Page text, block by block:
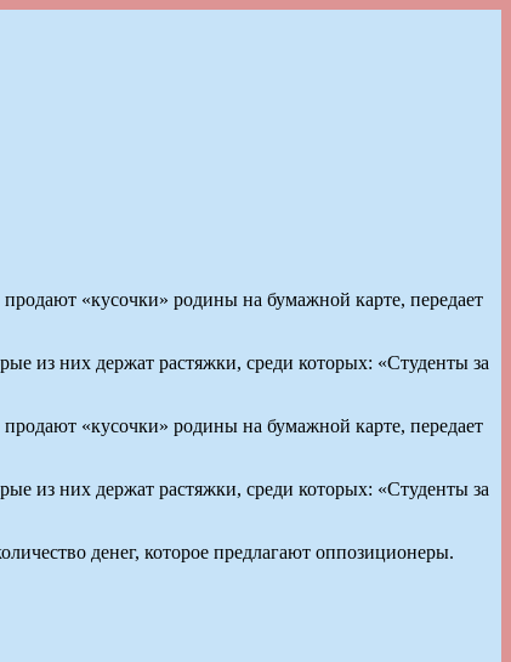
«кусочки» родины на бумажной карте, передает
из них держат растяжки, среди которых: «Студенты за
«кусочки» родины на бумажной карте, передает
из них держат растяжки, среди которых: «Студенты за
денег, которое предлагают оппозиционеры.